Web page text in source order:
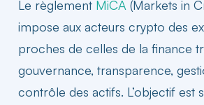
Le règlement MiCA (Markets in
impose aux acteurs crypto des
proches de celles de la finance
gouvernance, transparence,
contrôle des actifs. L’objectif est